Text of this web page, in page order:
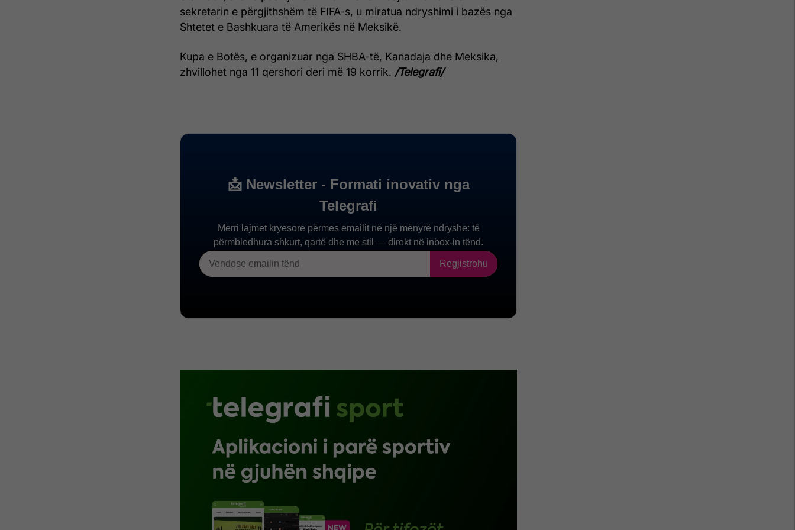
sekretarin e përgjithshëm të FIFA-s, u miratua ndryshimi i bazës nga
Shtetet e Bashkuara të Amerikës në Meksikë.
Kupa e Botës, e organizuar nga SHBA-të, Kanadaja dhe Meksika,
zhvillohet nga 11 qershori deri më 19 korrik. /Telegrafi/